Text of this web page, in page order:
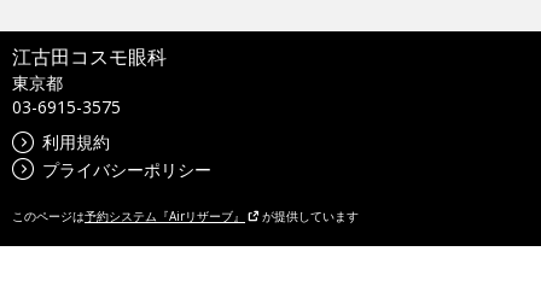
江古田コスモ眼科
東京都
03-6915-3575
利用規約
プライバシーポリシー
このページは予約システム『Airリザーブ』 が提供しています